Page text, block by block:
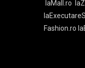
laMall.ro
Fashion.ro